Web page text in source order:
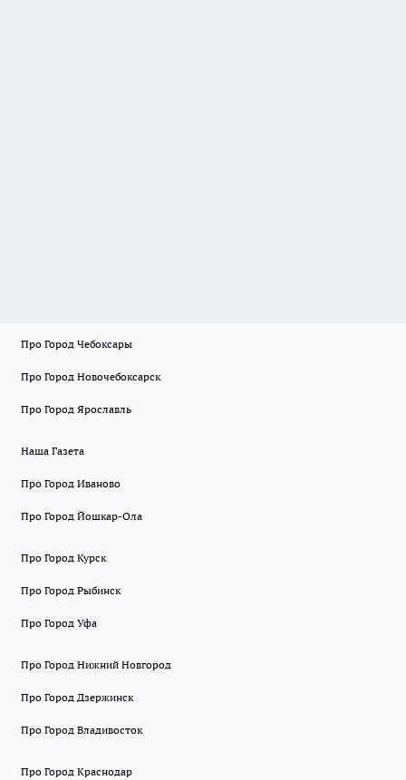
Про Город Чебоксары
Про Город Новочебоксарск
Про Город Ярославль
Наша Газета
Про Город Иваново
Про Город Йошкар-Ола
Про Город Курск
Про Город Рыбинск
Про Город Уфа
Про Город Нижний Новгород
Про Город Дзержинск
Про Город Владивосток
Про Город Краснодар